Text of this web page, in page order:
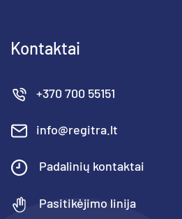
Kontaktai
+370 700 55151
info@regitra.lt
Padalinių kontaktai
Pasitikėjimo linija